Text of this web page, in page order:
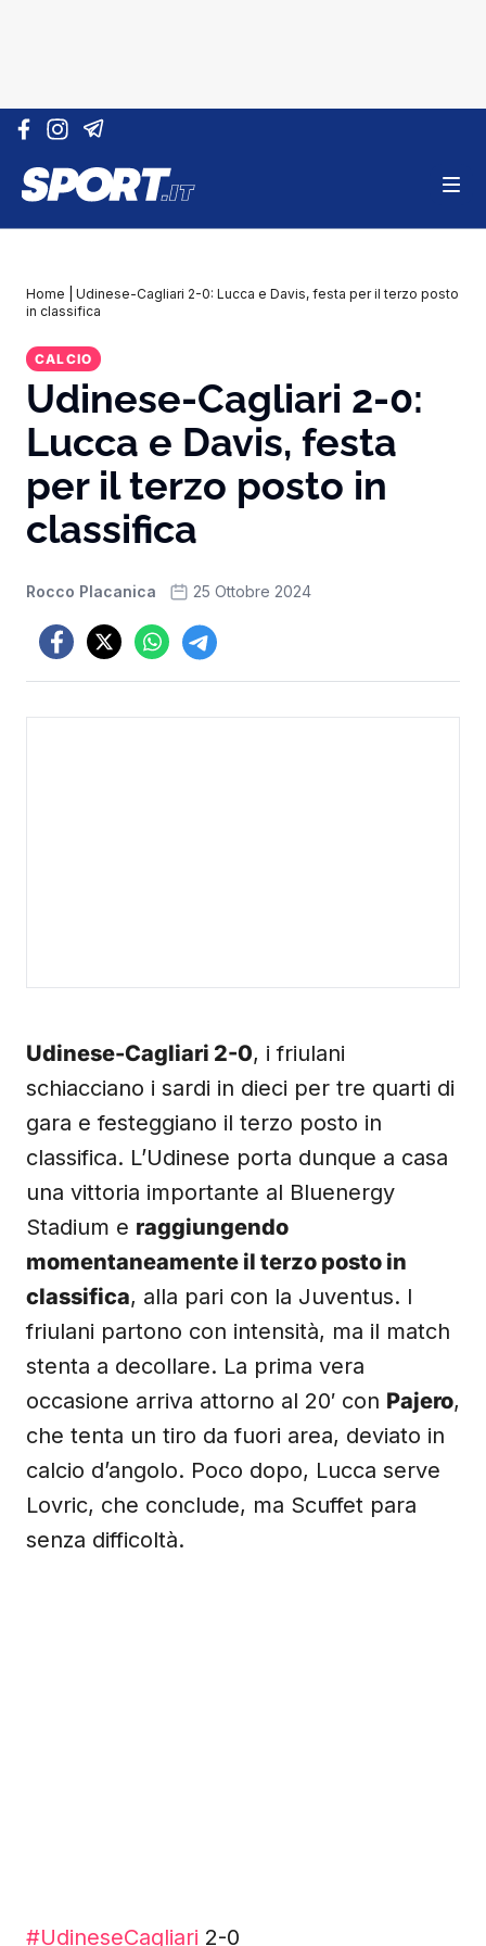
Vai al contenuto
Home
Udinese-Cagliari 2-0: Lucca e Davis, festa per il terzo posto
in classifica
CALCIO
Udinese-Cagliari 2-0:
Lucca e Davis, festa
per il terzo posto in
classifica
Rocco Placanica 25 Ottobre 2024
Udinese-Cagliari 2-0, i friulani
schiacciano i sardi in dieci per tre quarti di
gara e festeggiano il terzo posto in
classifica. L’Udinese porta dunque a casa
una vittoria importante al Bluenergy
Stadium e raggiungendo
momentaneamente il terzo posto in
classifica, alla pari con la Juventus. I
friulani partono con intensità, ma il match
stenta a decollare. La prima vera
occasione arriva attorno al 20′ con Pajero,
che tenta un tiro da fuori area, deviato in
calcio d’angolo. Poco dopo, Lucca serve
Lovric, che conclude, ma Scuffet para
senza difficoltà.
#UdineseCagliari 2-0